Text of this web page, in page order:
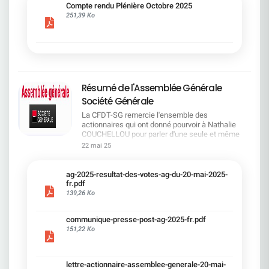
cadre du dialogue social.Bonne lecture !
Compte rendu Plénière Octobre 2025
251,39 Ko
Résumé de l'Assemblée Générale
Société Générale
La CFDT-SG remercie l'ensemble des
actionnaires qui ont donné pourvoir à Nathalie
COUCHELLOU pour parler d'une seule et même
voix.L'assemblée Générale s'est ouverte avec 4
souligné la forte amélioration en 2024 de tous les
facteurs financiers et le premier trimestre 2025
encourageant.Le Directeur Général, Slawomir
solide. Etre une banque simple et intégrée. Etre
une banque efficace. Etre une banque rentable. Le
22 mai 25
ag-2025-resultat-des-votes-ag-du-20-mai-2025-
fr.pdf
139,26 Ko
communique-presse-post-ag-2025-fr.pdf
151,22 Ko
lettre-actionnaire-assemblee-generale-20-mai-